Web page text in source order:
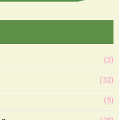
(2)
(32)
(5)